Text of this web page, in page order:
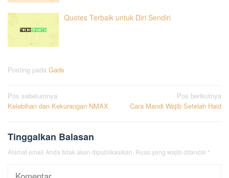
Quotes Terbaik untuk Diri Sendiri
Posting pada Gads
Navigasi
pos
Pos sebelumnya
Kelebihan dan Kekurangan NMAX
Pos berikutnya
Cara Mandi Wajib Setelah Haid
Tinggalkan Balasan
Alamat email Anda tidak akan dipublikasikan. Ruas yang wajib ditandai *